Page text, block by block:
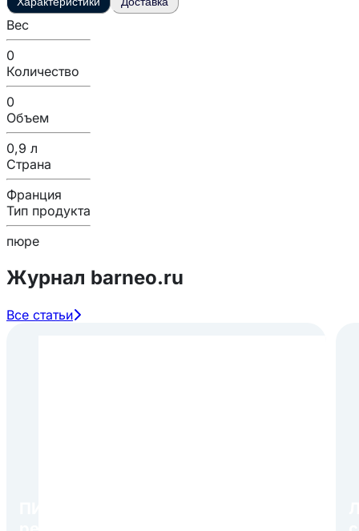
Вес
0
Количество
0
Объем
0,9 л
Страна
Франция
Тип продукта
пюре
Журнал barneo.ru
Все статьи